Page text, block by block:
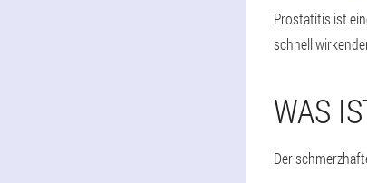
Prostatitis ist
schnell
WAS
Der